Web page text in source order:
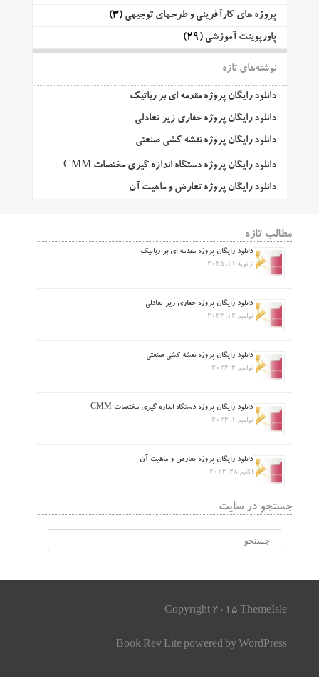
پروژه های کارآفرینی و طرحهای توجیهی (3)
پاورپوینت آموزشی (29)
نوشته‌های تازه
دانلود رایگان پروژه مقدمه ای بر رباتیک
دانلود رایگان پروژه حفاری زیر تعادلی
دانلود رایگان پروژه نقشه کشی صنعتی
دانلود رایگان پروژه دستگاه اندازه گیری مختصات CMM
دانلود رایگان پروژه تعارض و ماهیت آن
مطالب تازه
دانلود رایگان پروژه مقدمه ای بر رباتیک
ژانویه 11, 2025
دانلود رایگان پروژه حفاری زیر تعادلی
نوامبر 12, 2024
دانلود رایگان پروژه نقشه کشی صنعتی
نوامبر 4, 2024
دانلود رایگان پروژه دستگاه اندازه گیری مختصات CMM
نوامبر 1, 2024
دانلود رایگان پروژه تعارض و ماهیت آن
اکتبر 28, 2024
جستجو در سایت
Copyright 2015 ThemeIsle
Book Rev Lite powered by WordPress